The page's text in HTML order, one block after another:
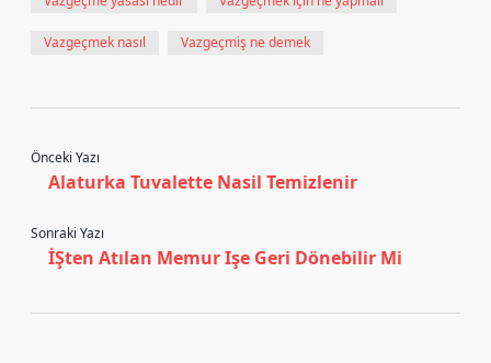
Vazgeçmek nasıl Vazgeçmiş ne demek
Önceki Yazı
Alaturka Tuvalette Nasil Temizlenir
Sonraki Yazı
İŞten Atılan Memur Işe Geri Dönebilir Mi